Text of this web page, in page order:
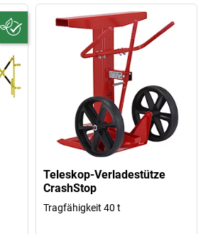
Teleskop-Verladestütze
CrashStop
Tragfähigkeit 40 t